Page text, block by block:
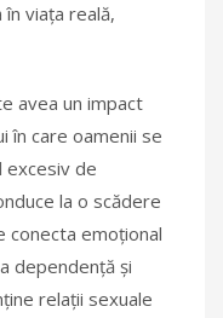
viața reală,
avea un impact
în care oamenii se
excesiv de
la o scădere
conecta emoțional
dependență și
relații sexuale